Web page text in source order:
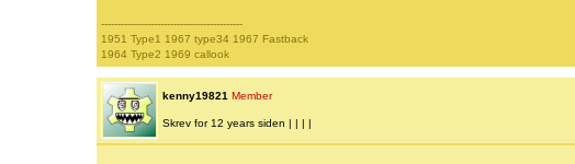
-------------------------------------------
1951 Type1 1967 type34 1967 Fastback
1964 Type2 1969 callook
kenny19821 Member
Skrev for 12 years siden | | | |